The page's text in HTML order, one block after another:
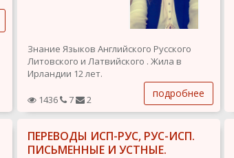
Знание Языков Английского Русского
Литовского и Латвийского . Жила в
Ирландии 12 лет.
Опыт работы в клинике ассистентом
дантиста 3 года, работа на фруктовой
фабрике руководителем. Опыт работы в
официантом.
Очень общительная, учусь...
1436 7 2 подробнее
ПЕРЕВОДЫ ИСП-РУС, РУС-ИСП.
ПИСЬМЕННЫЕ И УСТНЫЕ.